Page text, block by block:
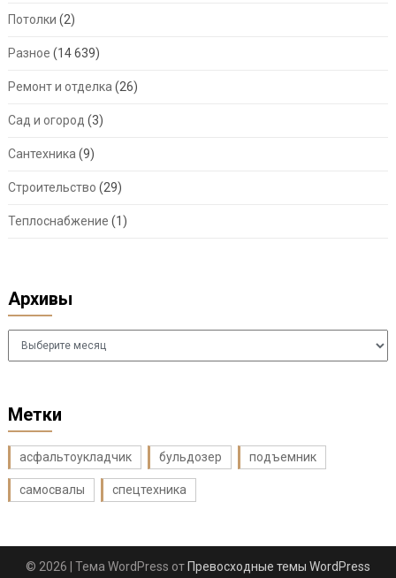
Потолки (2)
Разное (14 639)
Ремонт и отделка (26)
Сад и огород (3)
Сантехника (9)
Строительство (29)
Теплоснабжение (1)
Архивы
Архивы
Метки
асфальтоукладчик бульдозер подъемник
самосвалы спецтехника
© 2026 | Тема WordPress от Превосходные темы WordPress